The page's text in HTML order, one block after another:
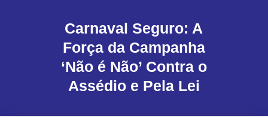
Carnaval Seguro: A
Força da Campanha
‘Não é Não’ Contra o
Assédio e Pela Lei